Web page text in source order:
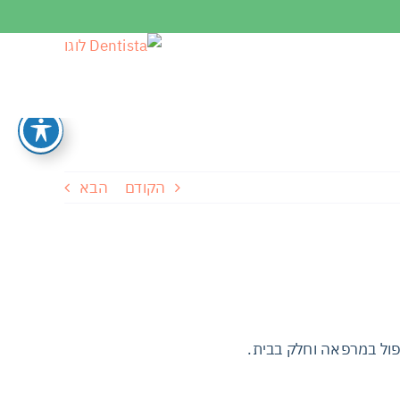
הקודם הבא
במרפאה וחלק בבית.